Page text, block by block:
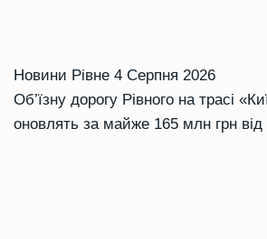
Новини Рівне 4 Серпня 2026
Об’їзну дорогу Рівного на трасі
оновлять за майже 165 млн грн